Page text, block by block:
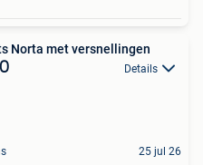
Norta met versnellingen
Details
25 jul 26